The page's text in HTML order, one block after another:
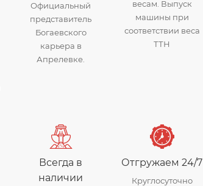
Официальный
представитель
Богаевского
карьера в
Апрелевке.
весам. Выпуск
машины при
соответствии веса
ТТН
Всегда в
наличии
Отгружаем 24/7
Круглосуточно